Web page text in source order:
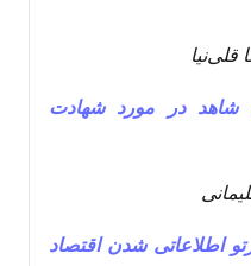
شاهد در مورد شهادت
اطلاعاتی شدن اقتصاد